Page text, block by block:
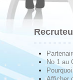
No 1 au